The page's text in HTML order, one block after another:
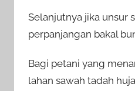
Selanjutnya jika unsur
perpanjangan bakal
Bagi petani yang
lahan sawah tadah